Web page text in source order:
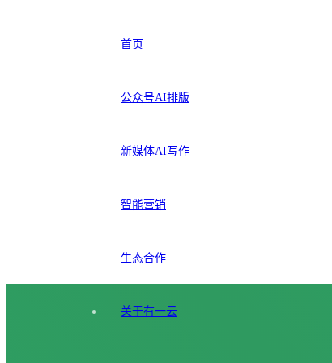
首页
公众号AI排版
新媒体AI写作
智能营销
生态合作
关于有一云